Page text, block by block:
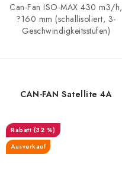
Can-Fan ISO-MAX 430 m3/h,
?160 mm (schallisoliert, 3-
Geschwindigkeitsstufen)
CAN-FAN Satellite 4A
(32 %)
Ausverkauf